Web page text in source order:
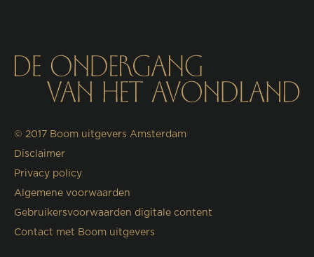
© 2017 Boom uitgevers Amsterdam
Disclaimer
Privacy policy
Algemene voorwaarden
Gebruikersvoorwaarden digitale content
Contact met Boom uitgevers